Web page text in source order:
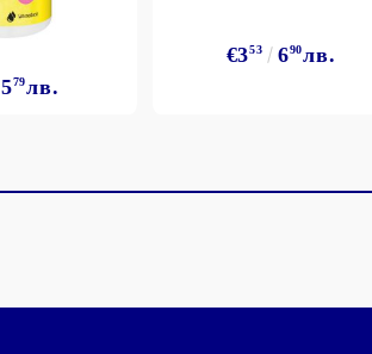
579лв.
€353 690лв.